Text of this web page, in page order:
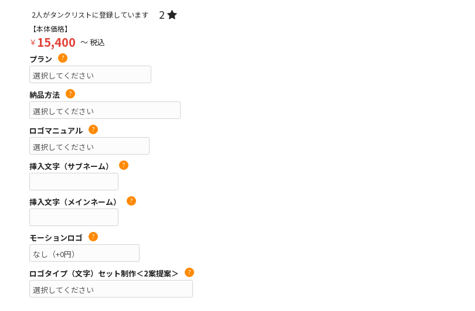
2人がタンクリストに登録しています 2
【本体価格】
￥ 15,400 ～ 税込
プラン
?
納品方法 ?
ロゴマニュアル ?
挿入文字（サブネーム） ?
挿入文字（メインネーム） ?
モーションロゴ ?
ロゴタイプ（文字）セット制作＜2案提案＞ ?